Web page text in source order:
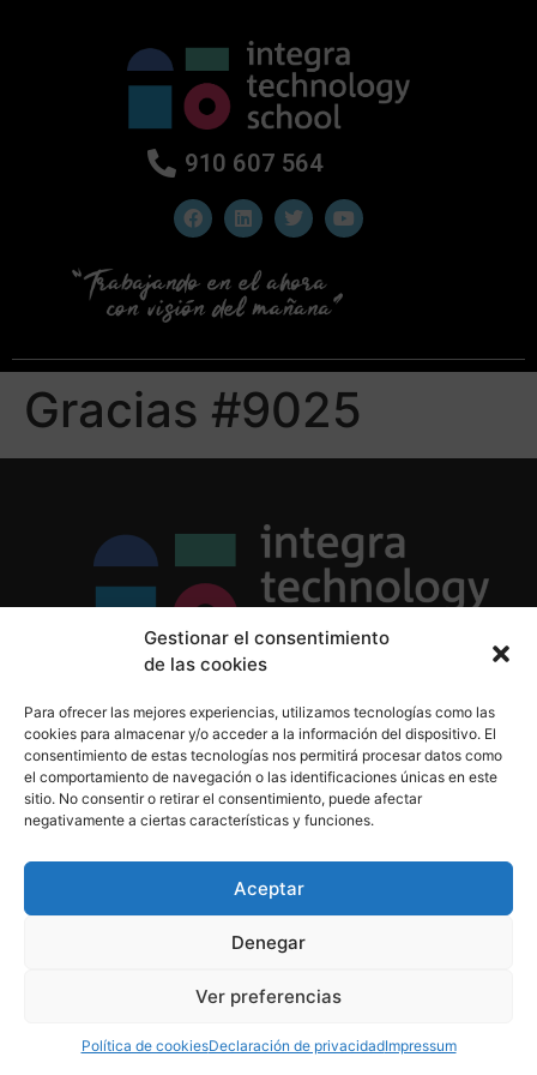
Gestionar el consentimiento
de las cookies
Para ofrecer las mejores experiencias, utilizamos tecnologías como las
cookies para almacenar y/o acceder a la información del dispositivo. El
consentimiento de estas tecnologías nos permitirá procesar datos como
el comportamiento de navegación o las identificaciones únicas en este
sitio. No consentir o retirar el consentimiento, puede afectar
negativamente a ciertas características y funciones.
Aceptar
Denegar
Ver preferencias
Política de cookiesDeclaración de privacidadImpressum
910 607 564
Gracias #9025
Política de Cookies
Aviso Legal
910 607 564
derechos reservados